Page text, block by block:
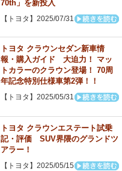
70th」を新投入
【トヨタ】2025/07/31
トヨタ クラウンセダン新車情
報・購入ガイド 大迫力！ マッ
トカラーのクラウン登場！ 70周
年記念特別仕様車第2弾！！
【トヨタ】2025/05/31
トヨタ クラウンエステート試乗
記・評価 SUV界隈のグランドツ
アラー！
【トヨタ】2025/05/15